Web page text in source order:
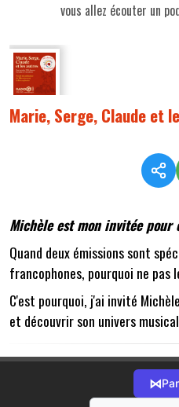
vous allez écouter un
Marie, Serge, Claude et
Michèle est mon invitée pour
Quand deux émissions sont
francophones, pourquoi ne pas
C'est pourquoi, j'ai invité
et découvrir son univers
⋈